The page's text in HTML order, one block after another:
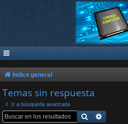
Índice general
Temas sin respuesta
Ir a búsqueda avanzada
Buscar